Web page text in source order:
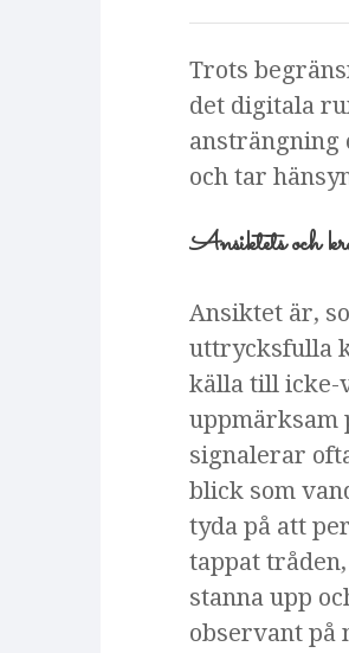
Trots
det digitala
ansträngning
och tar
Ansiktets och
Ansiktet är,
uttrycksfulla
källa till icke-
uppmärksam
signalerar
blick som
tyda på att
tappat
stanna upp
observant på